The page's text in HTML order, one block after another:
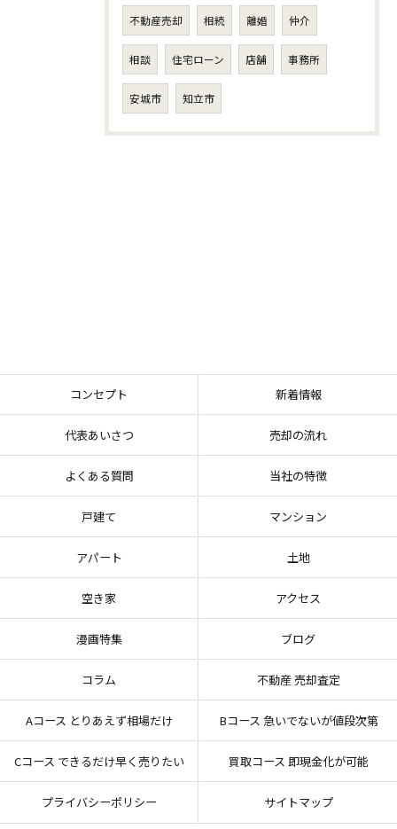
不動産売却 相続 離婚 仲介
相談 住宅ローン 店舗 事務所
安城市 知立市
コンセプト 新着情報
代表あいさつ 売却の流れ
よくある質問 当社の特徴
戸建て マンション
アパート 土地
空き家 アクセス
漫画特集 ブログ
コラム 不動産 売却査定
Aコース とりあえず相場だけ Bコース 急いでないが値段次第
Cコース できるだけ早く売りたい 買取コース 即現金化が可能
プライバシーポリシー サイトマップ